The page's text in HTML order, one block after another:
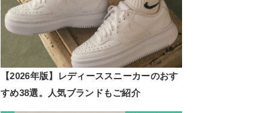
【2026年版】レディーススニーカーのおす
すめ38選。人気ブランドもご紹介